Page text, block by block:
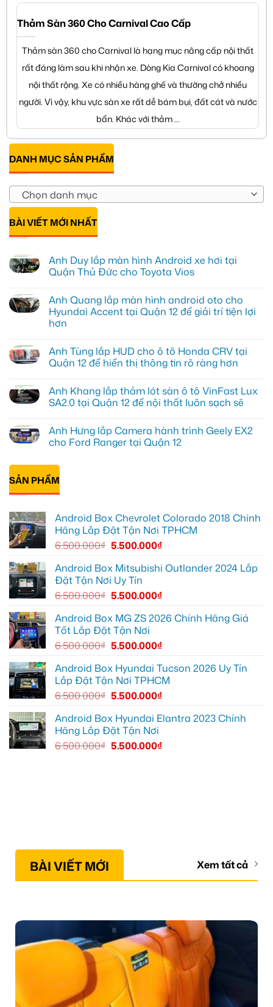
Thảm Sàn 360 Cho Carnival Cao Cấp
Thảm sàn 360 cho Carnival là hạng mục nâng cấp nội thất
rất đáng làm sau khi nhận xe. Dòng Kia Carnival có khoang
nội thất rộng. Xe có nhiều hàng ghế và thường chở nhiều
người. Vì vậy, khu vực sàn xe rất dễ bám bụi, đất cát và nước
bẩn. Khác với thảm ...
DANH MỤC SẢN PHẨM
Chọn danh mục
BÀI VIẾT MỚI NHẤT
Anh Duy lắp màn hình Android xe hơi tại
Quận Thủ Đức cho Toyota Vios
bình
luận
ở
Anh
màn
hình
Android
tại
Quận
Thủ
Toyota
Vios
Anh Quang lắp màn hình android oto cho
Hyundai Accent tại Quận 12 để giải trí tiện lợi
hơn
bình
luận
ở
lắp
màn
hình
cho
Hyundai
Accent
để
giải
trí
hơn
Anh Tùng lắp HUD cho ô tô Honda CRV tại
Quận 12 để hiển thị thông tin rõ ràng hơn
bình
luận
ở
lắp
HUD
cho
Honda
CRV
tại
Quận
hiển
thị
thông
tin
hơn
Anh Khang lắp thảm lót sàn ô tô VinFast Lux
SA2.0 tại Quận 12 để nội thất luôn sạch sẽ
bình
luận
ở
thảm
lót
sàn
VinFast
Lux
SA2.0
tại
Quận
nội
thất
sạch
Anh Hưng lắp Camera hành trình Geely EX2
cho Ford Ranger tại Quận 12
có
luận
ở
Anh
Camera
hành
trình
Geely
EX2
Ford
Ranger
tại
SẢN PHẨM
Android Box Chevrolet Colorado 2018 Chính
Hãng Lắp Đặt Tận Nơi TPHCM
6.500.000₫ 5.500.000₫
Android Box Mitsubishi Outlander 2024 Lắp
Đặt Tận Nơi Uy Tín
6.500.000₫ 5.500.000₫
Android Box MG ZS 2026 Chính Hãng Giá
Tốt Lắp Đặt Tận Nơi
6.500.000₫ 5.500.000₫
Android Box Hyundai Tucson 2026 Uy Tín
Lắp Đặt Tận Nơi TPHCM
6.500.000₫ 5.500.000₫
Android Box Hyundai Elantra 2023 Chính
Hãng Lắp Đặt Tận Nơi
6.500.000₫ 5.500.000₫
BÀI VIẾT MỚI Xem tất cả